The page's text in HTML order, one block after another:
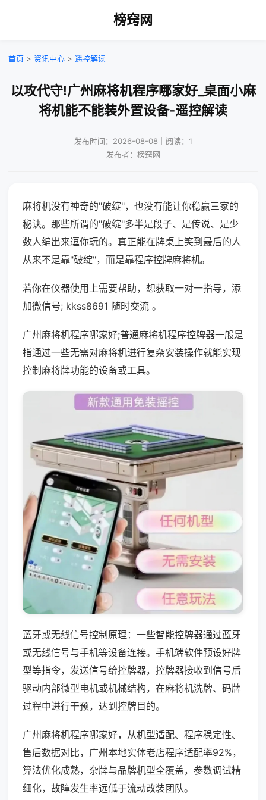
榜窍网
首页 > 资讯中心 > 遥控解读
以攻代守!广州麻将机程序哪家好_桌面小麻
将机能不能装外置设备-遥控解读
发布时间：2026-08-08｜阅读：1
发布者：榜窍网
麻将机没有神奇的"破绽"，也没有能让你稳赢三家的
秘诀。那些所谓的"破绽"多半是段子、是传说、是少
数人编出来逗你玩的。真正能在牌桌上笑到最后的人
从来不是靠"破绽"，而是靠程序控牌麻将机。
若你在仪器使用上需要帮助，想获取一对一指导，添
加微信号; kkss8691 随时交流 。
广州麻将机程序哪家好;普通麻将机程序控牌器一般是
指通过一些无需对麻将机进行复杂安装操作就能实现
控制麻将牌功能的设备或工具。
蓝牙或无线信号控制原理：一些智能控牌器通过蓝牙
或无线信号与手机等设备连接。手机端软件预设好牌
型等指令，发送信号给控牌器，控牌器接收到信号后
驱动内部微型电机或机械结构，在麻将机洗牌、码牌
过程中进行干预，达到控牌目的。
广州麻将机程序哪家好，从机型适配、程序稳定性、
售后数据对比，广州本地实体老店程序适配率92%，
算法优化成熟，杂牌与品牌机型全覆盖，参数调试精
细化，故障发生率远低于流动改装团队。